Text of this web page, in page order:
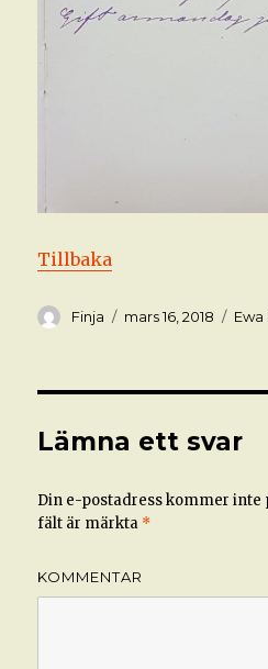
Tillbaka
Författare
Finja Postat
mars 16, 2018
Lämna ett svar
Din e-postadress kommer inte
fält är märkta *
KOMMENTAR